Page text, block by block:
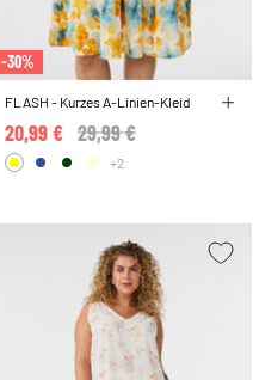
-30%
FLASH - Kurzes A-Linien-Kleid
Price reduced from
29,99 €
20,99 €
+2